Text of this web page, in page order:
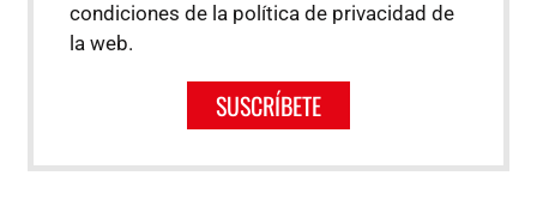
condiciones de la política de privacidad de
la web.
SUSCRÍBETE